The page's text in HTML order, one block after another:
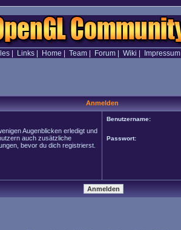
| Links| Home Team| Forum| Wiki Impressum
Anmelden
Augenblicken erledigt und
auch zusätzliche
bevor du dich registrierst.
Benutzername:
Passwort: